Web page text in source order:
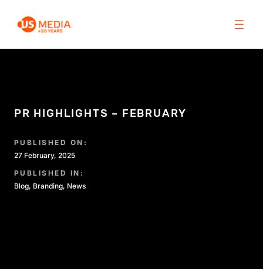
PR HIGHLIGHTS – FEBRUARY
PUBLISHED ON:
27 February, 2025
PUBLISHED IN:
Blog, Branding, News